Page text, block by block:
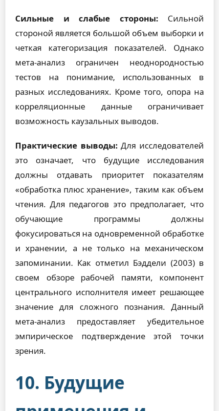
Сильные и слабые стороны: Сильной
стороной является большой объем выборки и
четкая категоризация показателей. Однако
мета-анализ ограничен неоднородностью
тестов на понимание, использованных в
разных исследованиях. Кроме того, опора на
корреляционные данные ограничивает
возможность каузальных выводов.
Практические выводы: Для исследователей
это означает, что будущие исследования
должны отдавать приоритет показателям
«обработка плюс хранение», таким как объем
чтения. Для педагогов это предполагает, что
обучающие программы должны
фокусироваться на одновременной обработке
и хранении, а не только на механическом
запоминании. Как отметил Бэддели (2003) в
своем обзоре рабочей памяти, компонент
центрального исполнителя имеет решающее
значение для сложного познания. Данный
мета-анализ предоставляет убедительное
эмпирическое подтверждение этой точки
зрения.
10. Будущие